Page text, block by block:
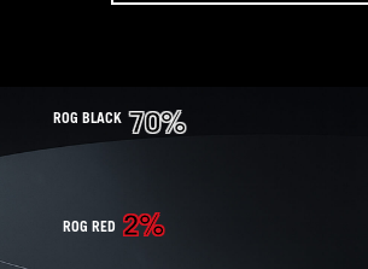
ROG BLACK 70%
ROG RED 2%